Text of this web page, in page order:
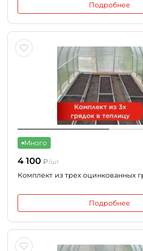
Подробнее
Много
4 100 ₽/шт
Комплект из трех оцинкованных
Подробнее